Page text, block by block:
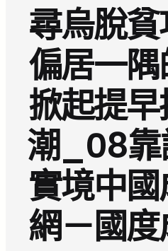
尋烏脫貧
偏居一
掀起提
潮_08靠
實境中
網－國